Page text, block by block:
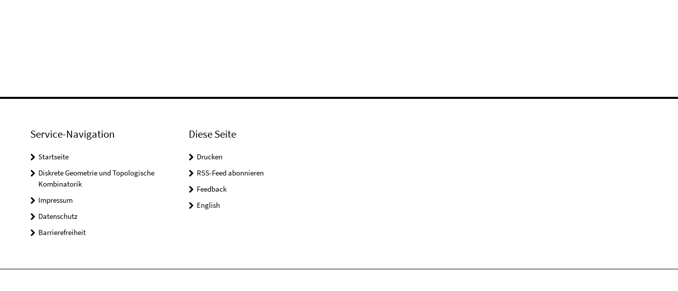
Service-Navigation
Startseite
Diskrete Geometrie und Topologische
Kombinatorik
Impressum
Datenschutz
Barrierefreiheit
Diese Seite
Drucken
RSS-Feed abonnieren
Feedback
English